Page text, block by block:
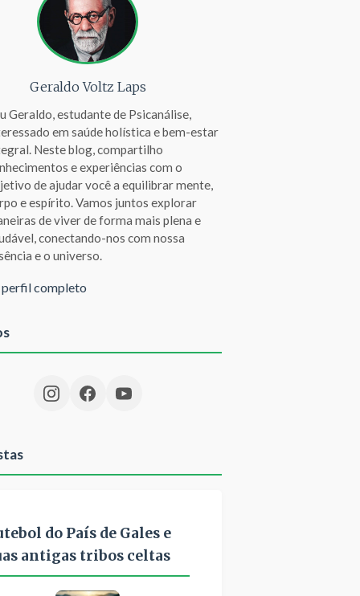
Geraldo Voltz Laps
Geraldo, estudante de Psicanálise,
em saúde holística e bem-estar
Neste blog, compartilho
e experiências com o
de ajudar você a equilibrar mente,
e espírito. Vamos juntos explorar
de viver de forma mais plena e
conectando-nos com nossa
e o universo.
perfil completo
do País de Gales e
antigas tribos celtas